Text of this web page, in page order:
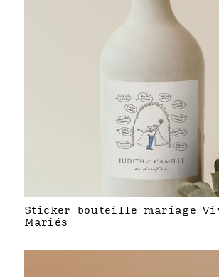
Sticker bouteille mariage
Mariés